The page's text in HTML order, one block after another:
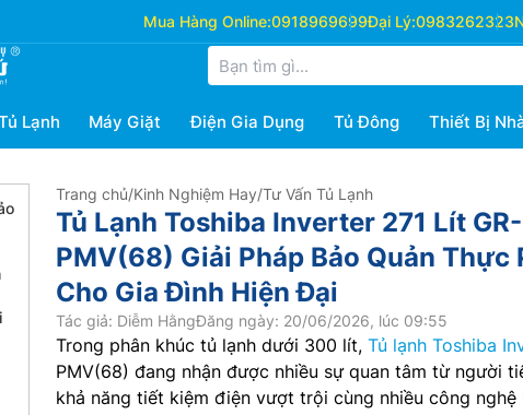
Mua Hàng Online:0918969699Đại Lý:0983262323
Lạnh Máy Giặt Điện Gia Dụng Tủ Đông Thiết Bị
Trang chủ/Kinh Nghiệm Hay/Tư Vấn Tủ Lạnh
Tủ Lạnh Toshiba Inverter 271 Lít
PMV(68) Giải Pháp Bảo Quản Thực
Cho Gia Đình Hiện Đại
Tác giả: Diễm HằngĐăng ngày: 20/06/2026, lúc 09:55
Trong phân khúc tủ lạnh dưới 300 lít, Tủ lạnh Toshiba
PMV(68) đang nhận được nhiều sự quan tâm từ người
khả năng tiết kiệm điện vượt trội cùng nhiều công